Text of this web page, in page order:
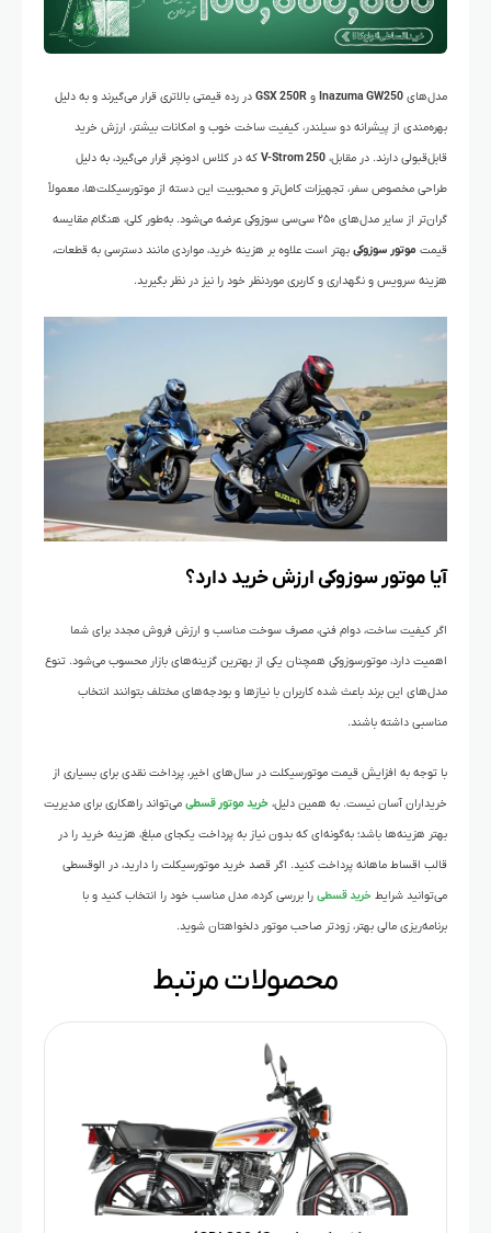
مدل‌های Inazuma GW250 و GSX 250R در رده قیمتی بالاتری قرار می‌گیرند و به دلیل
بهره‌مندی از پیشرانه دو سیلندر، کیفیت ساخت خوب و امکانات بیشتر، ارزش خرید
قابل‌قبولی دارند. در مقابل، V-Strom 250 که در کلاس ادونچر قرار می‌گیرد، به دلیل
طراحی مخصوص سفر، تجهیزات کامل‌تر و محبوبیت این دسته از موتورسیکلت‌ها، معمولاً
گران‌تر از سایر مدل‌های ۲۵۰ سی‌سی سوزوکی عرضه می‌شود. به‌طور کلی، هنگام مقایسه
قیمت موتور سوزوکی بهتر است علاوه بر هزینه خرید، مواردی مانند دسترسی به قطعات،
هزینه سرویس و نگهداری و کاربری موردنظر خود را نیز در نظر بگیرید.
آیا موتور سوزوکی ارزش خرید دارد؟
اگر کیفیت ساخت، دوام فنی، مصرف سوخت مناسب و ارزش فروش مجدد برای شما
اهمیت دارد، موتورسوزوکی همچنان یکی از بهترین گزینه‌های بازار محسوب می‌شود. تنوع
مدل‌های این برند باعث شده کاربران با نیازها و بودجه‌های مختلف بتوانند انتخاب
مناسبی داشته باشند.
با توجه به افزایش قیمت موتورسیکلت در سال‌های اخیر، پرداخت نقدی برای بسیاری از
خریداران آسان نیست. به همین دلیل، خرید موتور قسطی می‌تواند راهکاری برای مدیریت
بهتر هزینه‌ها باشد؛ به‌گونه‌ای که بدون نیاز به پرداخت یکجای مبلغ، هزینه خرید را در
قالب اقساط ماهانه پرداخت کنید. اگر قصد خرید موتورسیکلت را دارید، در الوقسطی
می‌توانید شرایط خرید قسطی را بررسی کرده، مدل مناسب خود را انتخاب کنید و با
برنامه‌ریزی مالی بهتر، زودتر صاحب موتور دلخواهتان شوید.
محصولات مرتبط